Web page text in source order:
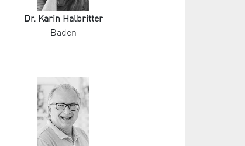
Dr. Karin Halbritter
Baden